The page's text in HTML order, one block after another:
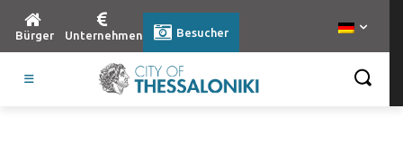
Bürger Unternehmen Besucher